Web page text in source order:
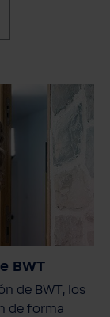
BWT
de BWT, los
de forma